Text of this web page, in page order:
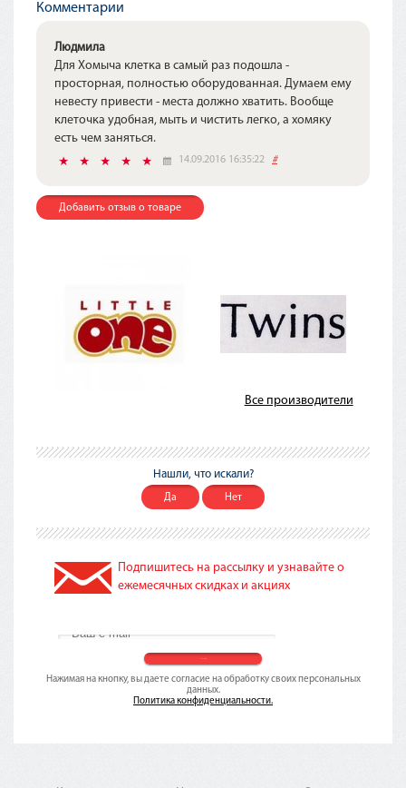
Комментарии
Людмила
Для Хомыча клетка в самый раз подошла -
просторная, полностью оборудованная. Думаем ему
невесту привести - места должно хватить. Вообще
клеточка удобная, мыть и чистить легко, а хомяку
есть чем заняться.
14.09.2016 16:35:22 #
Добавить отзыв о товаре
Все производители
Нашли, что искали?
Да Нет
Подпишитесь на рассылку и узнавайте о
ежемесячных скидках и акциях
Нажимая на кнопку, вы даете согласие на обработку своих персональных
данных.
Политика конфиденциальности.